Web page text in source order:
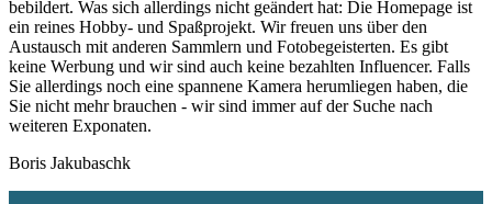
bebildert. Was sich allerdings nicht geändert hat: Die Homepage ist
ein reines Hobby- und Spaßprojekt. Wir freuen uns über den
Austausch mit anderen Sammlern und Fotobegeisterten. Es gibt
keine Werbung und wir sind auch keine bezahlten Influencer. Falls
Sie allerdings noch eine spannene Kamera herumliegen haben, die
Sie nicht mehr brauchen - wir sind immer auf der Suche nach
weiteren Exponaten.
Boris Jakubaschk